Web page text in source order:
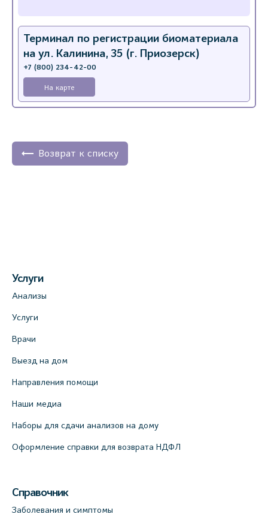
Терминал по регистрации биоматериала
на ул. Калинина, 35 (г. Приозерск)
+7 (800) 234-42-00
На карте
Возврат к списку
Услуги
Анализы
Услуги
Врачи
Выезд на дом
Направления помощи
Наши медиа
Наборы для сдачи анализов на дому
Оформление справки для возврата НДФЛ
Справочник
Заболевания и симптомы